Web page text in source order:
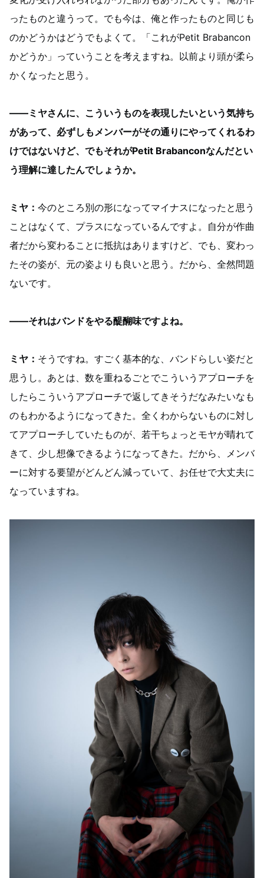
ったものと違うって。でも今は、俺と作ったものと同じも
のかどうかはどうでもよくて。「これがPetit Brabancon
かどうか」っていうことを考えますね。以前より頭が柔ら
かくなったと思う。
——ミヤさんに、こういうものを表現したいという気持ち
があって、必ずしもメンバーがその通りにやってくれるわ
けではないけど、でもそれがPetit Brabanconなんだとい
う理解に達したんでしょうか。
ミヤ： 今のところ別の形になってマイナスになったと思う
ことはなくて、プラスになっているんですよ。自分が作曲
者だから変わることに抵抗はありますけど、でも、変わっ
たその姿が、元の姿よりも良いと思う。だから、全然問題
ないです。
——それはバンドをやる醍醐味ですよね。
ミヤ： そうですね。すごく基本的な、バンドらしい姿だと
思うし。あとは、数を重ねるごとでこういうアプローチを
したらこういうアプローチで返してきそうだなみたいなも
のもわかるようになってきた。全くわからないものに対し
てアプローチしていたものが、若干ちょっとモヤが晴れて
きて、少し想像できるようになってきた。だから、メンバ
ーに対する要望がどんどん減っていて、お任せで大丈夫に
なっていますね。